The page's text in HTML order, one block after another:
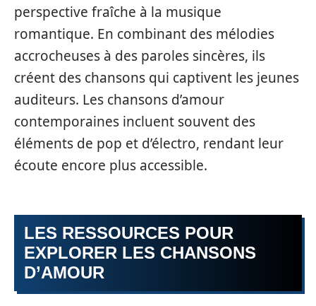
perspective fraîche à la musique
romantique. En combinant des mélodies
accrocheuses à des paroles sincères, ils
créent des chansons qui captivent les jeunes
auditeurs. Les chansons d’amour
contemporaines incluent souvent des
éléments de pop et d’électro, rendant leur
écoute encore plus accessible.
LES RESSOURCES POUR
EXPLORER LES CHANSONS
D’AMOUR